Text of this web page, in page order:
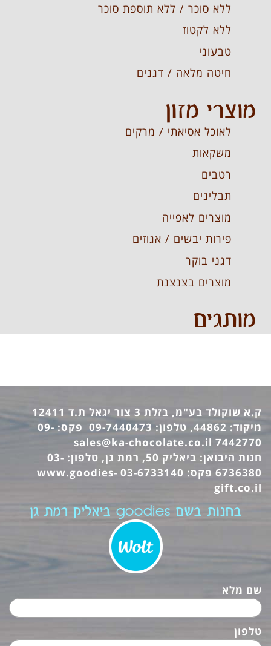
ללא סוכר / ללא תוספת סוכר
ללא לקטוז
טבעוני
חיטה מלאה / דגנים
מוצרי מזון
לאוכל אסיאתי / מרקים
משקאות
רטבים
תבלינים
מוצרים לאפייה
פירות יבשים / אגוזים
דגני בוקר
מוצרים בצנצנת
מותגים
ק.א שוקולד בע"מ, בזלת 3 צור יגאל ת.ד 12411
מיקוד: 44862, טלפון: 09-7440473 פקס: 09-
7442770
sales@ka-chocolate.co.il
חנות היבואן: ביאליק 50, רמת גן, טלפון: 03-
6736380 פקס: 03-6733140
www.goodies-
gift.co.il
בחנות בשם goodies ביאליק רמת גן
שם מלא
טלפון